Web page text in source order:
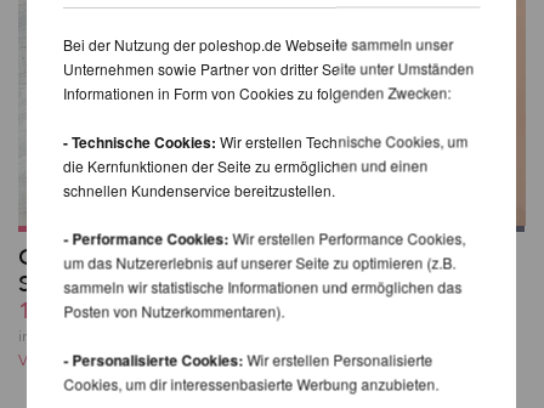
Glitzernde Overknee-
Strümpfe
19,16 EUR
inkl. 20 % MwSt.
Versandkosten
Kehlani High Waist
Bottoms - Lunalae
Versandkosten
Bei der Nutzung der poleshop.de Webseite sammeln unser
Unternehmen sowie Partner von dritter Seite unter Umständen
Informationen in Form von Cookies zu folgenden Zwecken:
- Technische Cookies: Wir erstellen Technische Cookies, um
die Kernfunktionen der Seite zu ermöglichen und einen
schnellen Kundenservice bereitzustellen.
- Performance Cookies:Wir erstellen Performance Cookies,
um das Nutzererlebnis auf unserer Seite zu optimieren (z.B.
sammeln wir statistische Informationen und ermöglichen das
Posten von Nutzerkommentaren).
- Personalisierte Cookies:Wir erstellen Personalisierte
Cookies, um dir interessenbasierte Werbung anzubieten.